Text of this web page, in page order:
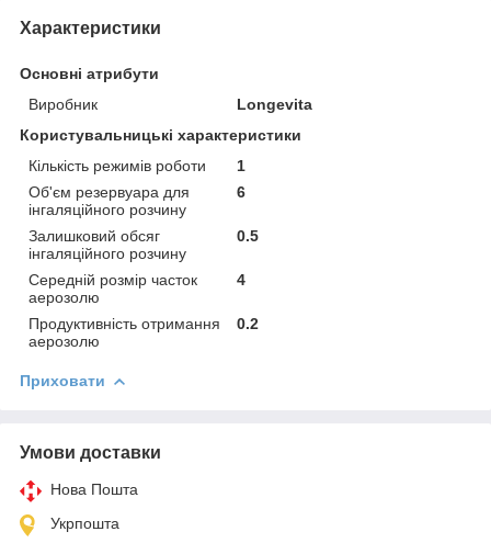
Характеристики
Основні атрибути
Виробник
Longevita
Користувальницькі характеристики
Кількість режимів роботи
1
Об'єм резервуара для
інгаляційного розчину
6
Залишковий обсяг
інгаляційного розчину
0.5
Середній розмір часток
аерозолю
4
Продуктивність отримання
аерозолю
0.2
Приховати
Умови доставки
Нова Пошта
Укрпошта